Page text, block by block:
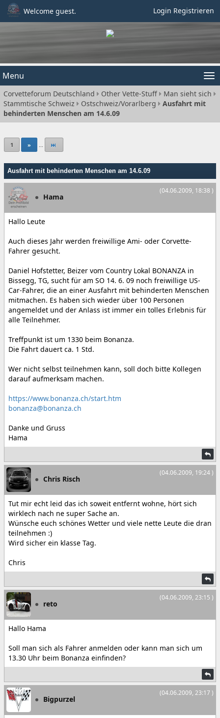
Welcome guest. Login Registrieren
Menu
Corvetteforum Deutschland Other Vette-Stuff
Man sieht sich
Stammtische Schweiz
Ostschweiz/Vorarlberg
Ausfahrt mit
behinderten Menschen am 14.6.09
1 » ...
Ausfahrt mit behinderten Menschen am 14.6.09
(04.06.2009, 18:38 )
Hama
Hallo Leute
Auch dieses Jahr werden freiwillige Ami- oder Corvette-
Fahrer gesucht.
Daniel Hofstetter, Beizer vom Country Lokal BONANZA in
Bissegg, TG, sucht für am SO 14. 6. 09 noch freiwillige US-
Car-Fahrer, die an einer Ausfahrt mit behinderten Menschen
mitmachen. Es haben sich wieder über 100 Personen
angemeldet und der Anlass ist immer ein tolles Erlebnis für
alle Teilnehmer.
Treffpunkt ist um 1330 beim Bonanza.
Die Fahrt dauert ca. 1 Std.
Wer nicht selbst teilnehmen kann, soll doch bitte Kollegen
darauf aufmerksam machen.
https://www.bonanza.ch/start.htm
bonanza@bonanza.ch
Danke und Gruss
Hama
(04.06.2009, 19:24 )
Chris Risch
Tut mir echt leid das ich soweit entfernt wohne, hört sich
wirklech nach ne super Sache an.
Wünsche euch schönes Wetter und viele nette Leute die dran
teilnehmen :)
Wird sicher ein klasse Tag.
Chris
(04.06.2009, 23:15 )
reto
Hallo Hama
Soll man sich als Fahrer anmelden oder kann man sich um
13.30 Uhr beim Bonanza einfinden?
(04.06.2009, 23:17 )
Bigpurzel